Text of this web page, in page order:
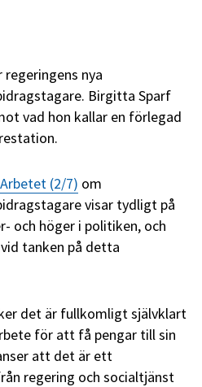
nya
Birgitta Sparf
vad hon kallar en förlegad
(2/7) om
visar tydligt på
och höger i politiken, och
tanken på detta
det är fullkomligt självklart
för att få pengar till sin
att det är ett
regering och socialtjänst